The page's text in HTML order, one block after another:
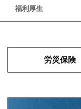
福利厚生
労災保険